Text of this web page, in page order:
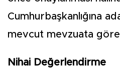
Cumhurbaşkanlığına
mevcut mevzuata
Nihai Değerlendirme